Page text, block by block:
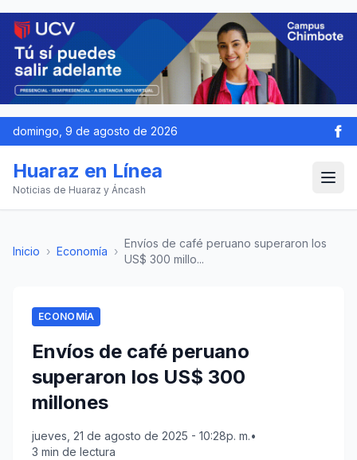
domingo, 9 de agosto de 2026
Huaraz en Línea
Noticias de Huaraz y Áncash
Inicio › Economía ›
Envíos de café peruano superaron los
US$ 300 millo...
ECONOMÍA
Envíos de café peruano
superaron los US$ 300
millones
jueves, 21 de agosto de 2025 - 10:28p. m.•
3 min de lectura